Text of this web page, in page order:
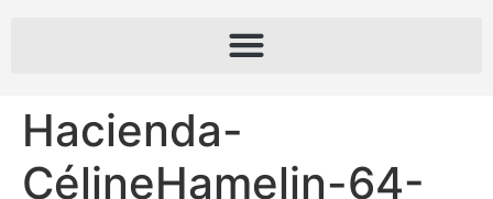
Hacienda-
CélineHamelin-64-